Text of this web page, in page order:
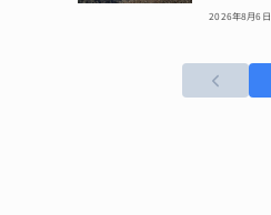
2026年8月6日